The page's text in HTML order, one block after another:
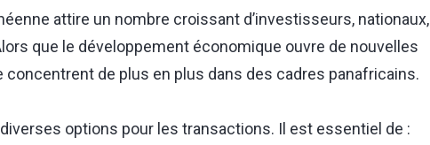
attire un nombre croissant d’investisseurs, nationaux,
que le développement économique ouvre de nouvelles
de plus en plus dans des cadres panafricains.
options pour les transactions. Il est essentiel de :